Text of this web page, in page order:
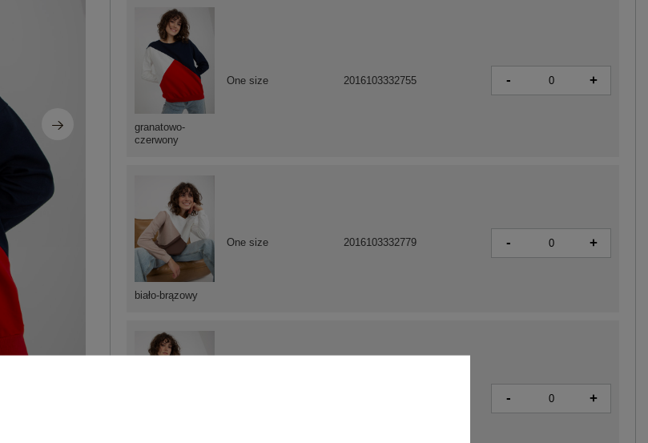
granatowo-
czerwony
One size 2016103332755 - +
biało-brązowy
One size 2016103332779 - +
- +